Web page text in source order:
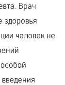
Врач
здоровья
человек не